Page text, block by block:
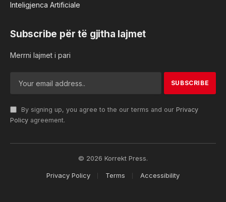
Inteligjenca Artificiale
Subscribe për të gjitha lajmet
Merrni lajmet i pari
By signing up, you agree to the our terms and our Privacy
Policy agreement.
© 2026 Korrekt Press.
Privacy Policy Terms Accessibility